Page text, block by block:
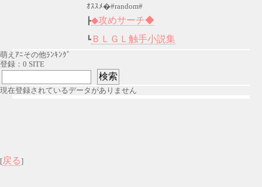
ｵｽｽﾒ�#random#
┣◆攻めサーチ◆
┗ ＢＬＧＬ触手小説集
萌えｱﾆその他ﾗﾝｷﾝｸﾞ
登録：0 SITE
現在登録されているデータがありません
[戻る]